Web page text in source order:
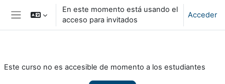
Salta al contenido principal
Panel lateral
En este momento está usando el
acceso para invitados
Acceder
Este curso no es accesible de momento a los estudiantes